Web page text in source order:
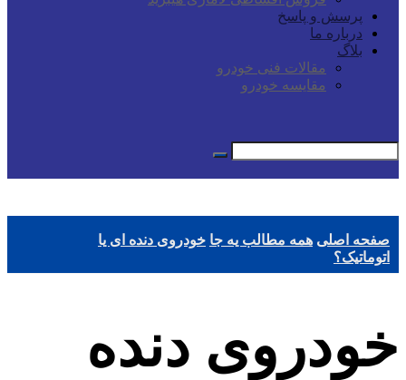
پرسش و پاسخ
درباره ما
بلاگ
مقالات فنی خودرو
مقایسه خودرو
صفحه اصلی همه مطالب یه جا خودروی دنده ای یا
اتوماتیک؟
خودروی دنده